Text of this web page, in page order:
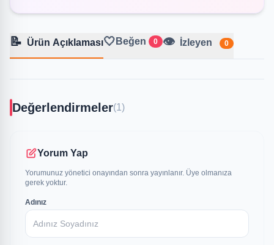
📝 Ürün Açıklaması🤍 Beğen 0 👁️ İzleyen 0
Değerlendirmeler(1)
Yorum Yap
Yorumunuz yönetici onayından sonra yayınlanır. Üye olmanıza
gerek yoktur.
Adınız